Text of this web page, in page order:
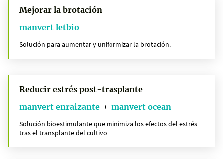
Mejorar la brotación
manvert letbio
Solución para aumentar y uniformizar la brotación.
Reducir estrés post-trasplante
manvert enraizante + manvert ocean
Solución bioestimulante que minimiza los efectos del estrés
tras el transplante del cultivo